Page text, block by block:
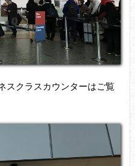
スクラスカウンターはご覧